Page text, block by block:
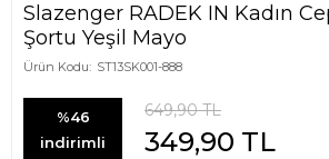
Slazenger RADEK IN Kadın
Şortu Yeşil Mayo
Ürün Kodu: ST13SK001-888
%46
indirimli
649,90TL
349,90 TL